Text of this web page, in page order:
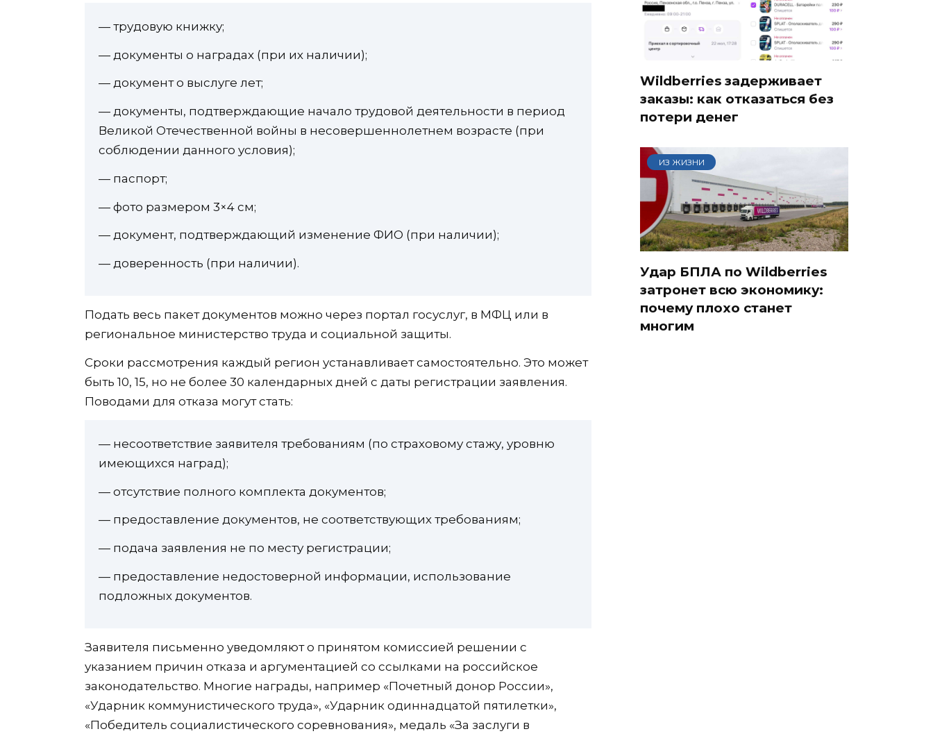
— трудовую книжку;
— документы о наградах (при их наличии);
— документ о выслуге лет;
— документы, подтверждающие начало трудовой деятельности в период
Великой Отечественной войны в несовершеннолетнем возрасте (при
соблюдении данного условия);
— паспорт;
— фото размером 3×4 см;
— документ, подтверждающий изменение ФИО (при наличии);
— доверенность (при наличии).
Подать весь пакет документов можно через портал госуслуг, в МФЦ или в
региональное министерство труда и социальной защиты.
Сроки рассмотрения каждый регион устанавливает самостоятельно. Это может
быть 10, 15, но не более 30 календарных дней с даты регистрации заявления.
Поводами для отказа могут стать:
— несоответствие заявителя требованиям (по страховому стажу, уровню
имеющихся наград);
— отсутствие полного комплекта документов;
— предоставление документов, не соответствующих требованиям;
— подача заявления не по месту регистрации;
— предоставление недостоверной информации, использование
подложных документов.
Заявителя письменно уведомляют о принятом комиссией решении с
указанием причин отказа и аргументацией со ссылками на российское
законодательство. Многие награды, например «Почетный донор России»,
«Ударник коммунистического труда», «Ударник одиннадцатой пятилетки»,
«Победитель социалистического соревнования», медаль «За заслуги в
Wildberries задерживает
заказы: как отказаться без
потери денег
ИЗ ЖИЗНИ
Удар БПЛА по Wildberries
затронет всю экономику:
почему плохо станет
многим